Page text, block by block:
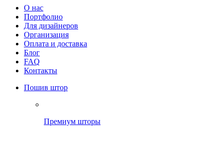
О нас
Портфолио
Для дизайнеров
Организация
Оплата и доставка
Блог
FAQ
Контакты
Пошив штор
Премиум шторы